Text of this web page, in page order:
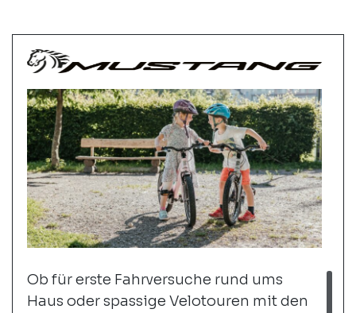
Ob für erste Fahrversuche rund ums
Haus oder spassige Velotouren mit den